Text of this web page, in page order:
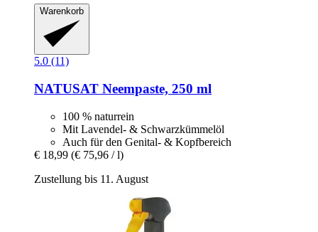
Warenkorb
5.0 (11)
NATUSAT Neempaste, 250 ml
100 % naturrein
Mit Lavendel- & Schwarzkümmelöl
Auch für den Genital- & Kopfbereich
€ 18,99 (€ 75,96 / l)
Zustellung bis 11. August